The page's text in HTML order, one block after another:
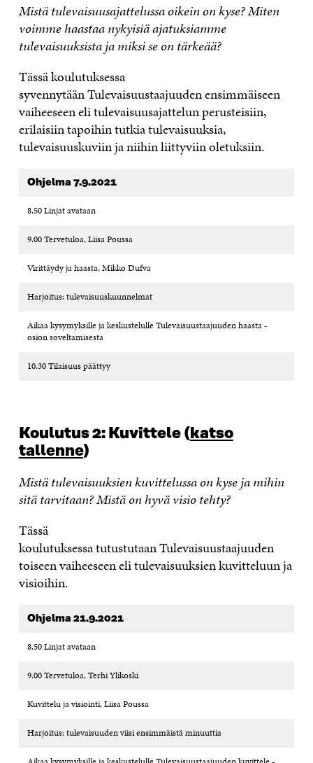
Mistä tulevaisuusajattelussa oikein on kyse? Miten
voimme haastaa nykyisiä ajatuksiamme
tulevaisuuksista ja miksi se on tärkeää?
Tässä koulutuksessa
syvennytään Tulevaisuustaajuuden ensimmäiseen
vaiheeseen eli tulevaisuusajattelun perusteisiin,
erilaisiin tapoihin tutkia tulevaisuuksia,
tulevaisuuskuviin ja niihin liittyviin oletuksiin.
Ohjelma 7.9.2021
8.50 Linjat avataan
9.00 Tervetuloa, Liisa Poussa
Virittäydy ja haasta, Mikko Dufva
Harjoitus: tulevaisuuskuunnelmat
Aikaa kysymyksille ja keskustelulle Tulevaisuustaajuuden haasta -
osion soveltamisesta
10.30 Tilaisuus päättyy
Koulutus 2: Kuvittele(katso
tallenne)
Mistä tulevaisuuksien kuvittelussa on kyse ja mihin
sitä tarvitaan? Mistä on hyvä visio tehty?
Tässä
koulutuksessa tutustutaan Tulevaisuustaajuuden
toiseen vaiheeseen eli tulevaisuuksien kuvitteluun ja
visioihin.
Ohjelma 21.9.2021
8.50 Linjat avataan
9.00 Tervetuloa, Terhi Ylikoski
Kuvittelu ja visiointi, Liisa Poussa
Harjoitus: tulevaisuuden viisi ensimmäistä minuuttia